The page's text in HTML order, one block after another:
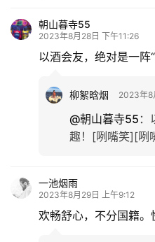
朝山暮寺55
2023年8月28日 下午11:26
以酒会友，绝对是一阵
柳絮晗烟 2023年8
@朝山暮寺55 ：
趣！[咧嘴笑][咧
一池烟雨
2023年8月29日 上午9:12
欢畅舒心，不分国籍。